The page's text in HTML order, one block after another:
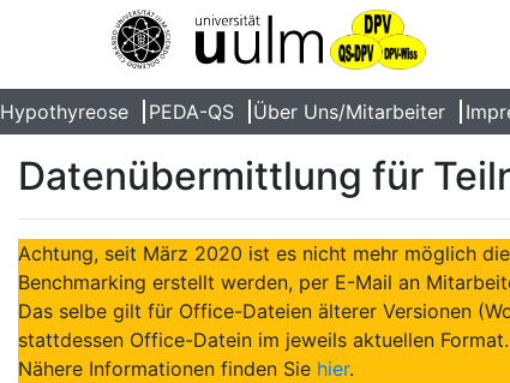
Hypothyreose PEDA-QS Über Uns/Mitarbeiter
Datenübermittlung für
Achtung, seit März 2020 ist es nicht mehr möglich
Benchmarking erstellt werden, per E-Mail an
Das selbe gilt für Office-Dateien älterer Versionen
stattdessen Office-Datein im jeweils aktuellen Format.
Nähere Informationen finden Sie hier.